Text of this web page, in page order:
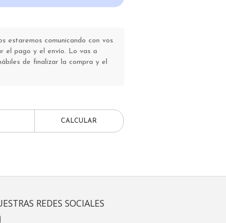
estaremos comunicando con vos
el pago y el envío. Lo vas a
de finalizar la compra y el
CALCULAR
REDES SOCIALES